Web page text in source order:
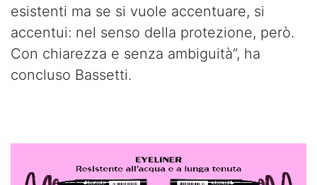
esistenti ma se si vuole accentuare, si
accentui: nel senso della protezione, però.
Con chiarezza e senza ambiguità”, ha
concluso Bassetti.